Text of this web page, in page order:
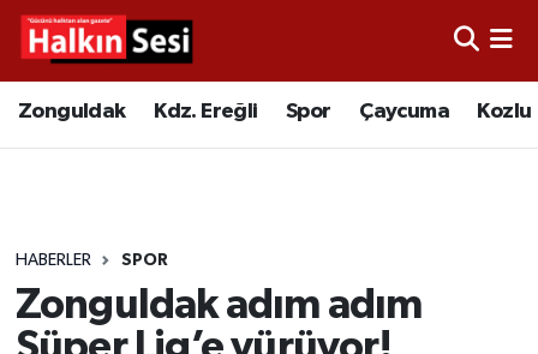
Zonguldak Kdz. Ereğli Spor Çaycuma Kozlu
HABERLER SPOR
Zonguldak adım adım
Video
Çaycuma
Alaplı
Merkez Hava Durumu
Tüm Manşetler